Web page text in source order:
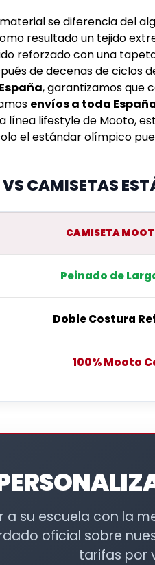
se diferencia del
resultado un tejido
reforzado con una
de decenas de ciclos
, garantizamos que
envíos a toda
línea lifestyle de Mooto,
el estándar olímpico
CAMISETAS
CAMISETA
Peinado de
Doble Costura
100% Mooto
a su escuela con la
oficial sobre
tarifas por